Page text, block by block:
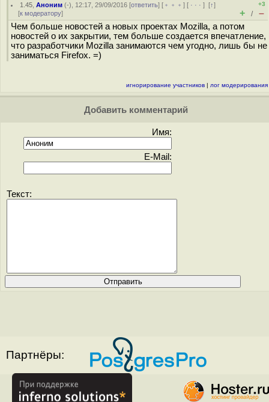
1.45 ,Аноним (-), 12:17, 29/09/2016 [ответить] [ ﹢﹢﹢] [ · · ·][↑]
[к модератору]
+3
+ / –
Чем больше новостей а новых проектах Mozilla, а потом
новостей о их закрытии, тем больше создается впечатление,
что разработчики Mozilla занимаются чем угодно, лишь бы не
заниматься Firefox. =)
игнорирование участников | лог модерирования
Добавить комментарий
Имя:
E-Mail:
Текст:
Партнёры: